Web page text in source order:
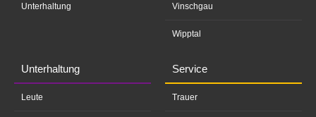
Unterhaltung Vinschgau
Wipptal
Unterhaltung
Leute
Service
Trauer